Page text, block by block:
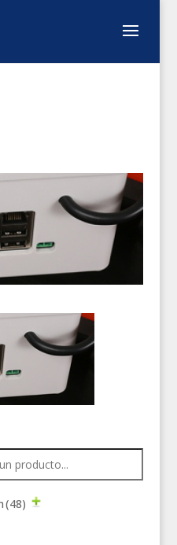
(48)